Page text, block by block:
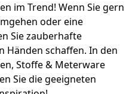
im Trend! Wenn Sie gern
oder eine
Sie zauberhafte
Händen schaffen. In den
Stoffe & Meterware
Sie die geeigneten